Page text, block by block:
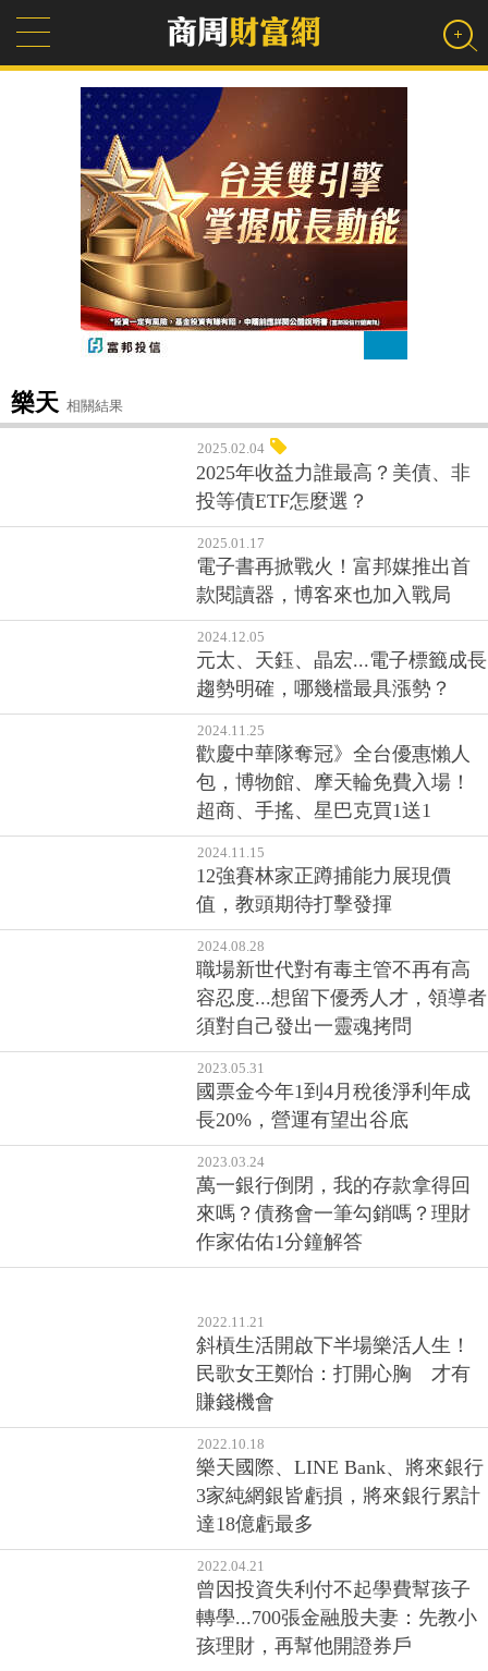
樂天 相關結果
2025.02.04
2025年收益力誰最高？美債、非
投等債ETF怎麼選？
2025.01.17
電子書再掀戰火！富邦媒推出首
款閱讀器，博客來也加入戰局
2024.12.05
元太、天鈺、晶宏...電子標籤成長
趨勢明確，哪幾檔最具漲勢？
2024.11.25
歡慶中華隊奪冠》全台優惠懶人
包，博物館、摩天輪免費入場！
超商、手搖、星巴克買1送1
2024.11.15
12強賽林家正蹲捕能力展現價
值，教頭期待打擊發揮
2024.08.28
職場新世代對有毒主管不再有高
容忍度...想留下優秀人才，領導者
須對自己發出一靈魂拷問
2023.05.31
國票金今年1到4月稅後淨利年成
長20%，營運有望出谷底
2023.03.24
萬一銀行倒閉，我的存款拿得回
來嗎？債務會一筆勾銷嗎？理財
作家佑佑1分鐘解答
2022.11.21
斜槓生活開啟下半場樂活人生！
民歌女王鄭怡：打開心胸 才有
賺錢機會
2022.10.18
樂天國際、LINE Bank、將來銀行
3家純網銀皆虧損，將來銀行累計
達18億虧最多
2022.04.21
曾因投資失利付不起學費幫孩子
轉學...700張金融股夫妻：先教小
孩理財，再幫他開證券戶